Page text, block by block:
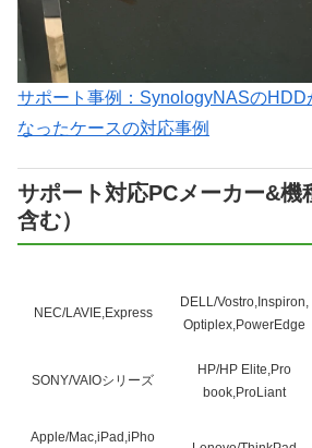
サポート事例：SynologyNASのHDD
なったケースの対応事例
サポート対応PCメーカー&機
含む）
NEC/LAVIE,Express
DELL/Vostro,Inspiron,
Optiplex,PowerEdge
SONY/VAIOシリーズ
HP/HP Elite,Pro
book,ProLiant
Apple/Mac,iPad,iPho